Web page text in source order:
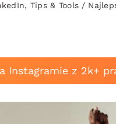
, Tips & Tools /
Instagramie z 2k+